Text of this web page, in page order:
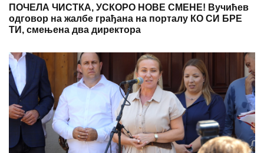
ПОЧЕЛА ЧИСТКА, УСКОРО НОВЕ СМЕНЕ! Вучићев
одговор на жалбе грађана на порталу КО СИ БРЕ
ТИ, смењена два директора